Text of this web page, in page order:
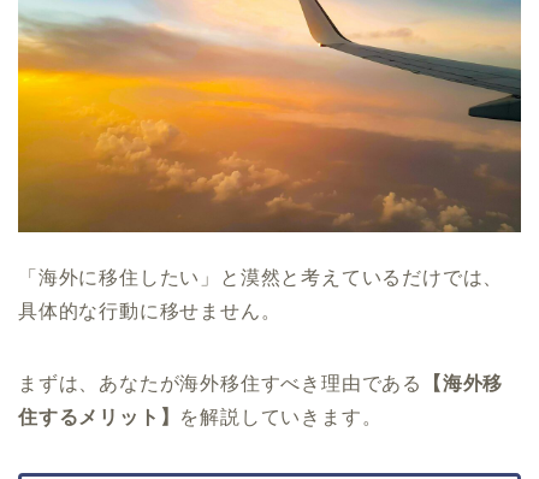
「海外に移住したい」と漠然と考えているだけでは、
具体的な行動に移せません。
まずは、あなたが海外移住すべき理由である
【海外移
住するメリット】 を解説していきます。